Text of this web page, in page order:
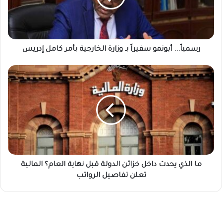
الخارجية
بأمر
إدريس
رسمياً... أبونمو سفيراً بـ وزارة الخارجية بأمر كامل إدريس
ما
الذي
يحدث
داخل
خزائن
الدولة
قبل
العام؟
الماليةما الذي يحدث داخل خزائن الدولة قبل نهاية العام؟ المالية
تعلن تفاصيل الرواتب